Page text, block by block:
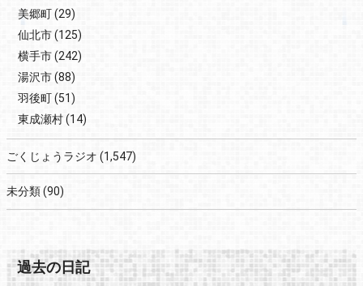
美郷町(29)
仙北市(125)
横手市(242)
湯沢市(88)
羽後町(51)
東成瀬村(14)
ごくじょうラジオ (1,547)
未分類(90)
過去の日記